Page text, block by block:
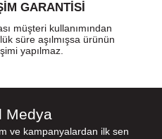
GARANTİSİ
müşteri kullanımından
süre aşılmışsa ürünün
yapılmaz.
Medya
ve kampanyalardan ilk sen